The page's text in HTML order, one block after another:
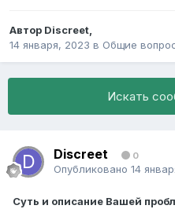
Автор Discreet,
14 января, 2023 в Общие
Искать
Discreet 0
Опубликовано 14
Суть и описание Вашей